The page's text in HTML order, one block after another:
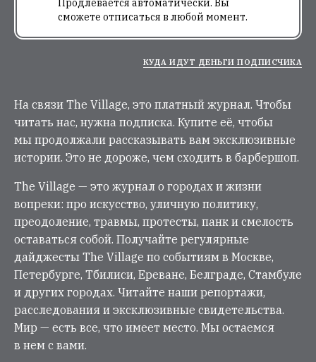
Продлевается автоматически. Вы
сможете отписаться в любой момент.
КУДА ИДУТ ДЕНЬГИ ПОДПИСЧИКА
На связи The Village, это платный журнал. Чтобы
читать нас, нужна подписка. Купите её, чтобы
мы продолжали рассказывать вам эксклюзивные
истории. Это не дороже, чем сходить в барбершоп.
The Village — это журнал о городах и жизни
вопреки: про искусство, уличную политику,
преодоление, травмы, протесты, панк и смелость
оставаться собой. Получайте регулярные
дайджесты The Village по событиям в Москве,
Петербурге, Тбилиси, Ереване, Белграде, Стамбуле
и других городах. Читайте наши репортажи,
расследования и эксклюзивные свидетельства.
Мир — есть все, что имеет место. Мы остаемся
в нем с вами.